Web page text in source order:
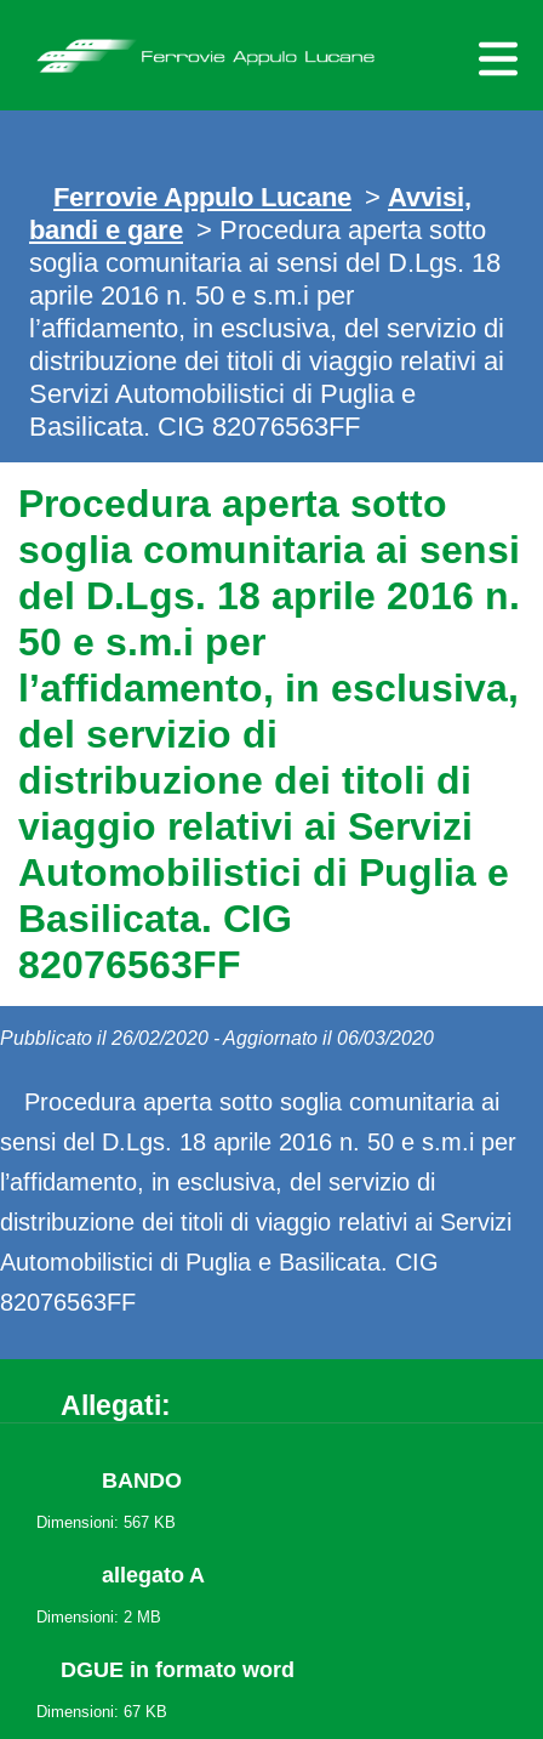
content
Ferrovie Appulo Lucane > Avvisi,
bandi e gare > Procedura aperta sotto
soglia comunitaria ai sensi del D.Lgs. 18
aprile 2016 n. 50 e s.m.i per
l’affidamento, in esclusiva, del servizio di
distribuzione dei titoli di viaggio relativi ai
Servizi Automobilistici di Puglia e
Basilicata. CIG 82076563FF
Procedura aperta sotto
soglia comunitaria ai sensi
del D.Lgs. 18 aprile 2016 n.
50 e s.m.i per
l’affidamento, in esclusiva,
del servizio di
distribuzione dei titoli di
viaggio relativi ai Servizi
Automobilistici di Puglia e
Basilicata. CIG
82076563FF
Pubblicato il 26/02/2020 - Aggiornato il 06/03/2020
Procedura aperta sotto soglia comunitaria ai
sensi del D.Lgs. 18 aprile 2016 n. 50 e s.m.i per
l’affidamento, in esclusiva, del servizio di
distribuzione dei titoli di viaggio relativi ai Servizi
Automobilistici di Puglia e Basilicata. CIG
82076563FF
Allegati:
BANDO
Dimensioni: 567 KB
allegato A
Dimensioni: 2 MB
DGUE in formato word
Dimensioni: 67 KB